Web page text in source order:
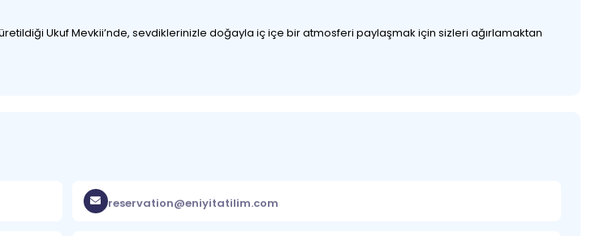
Ukuf Mevkii’nde, sevdiklerinizle doğayla iç içe bir atmosferi paylaşmak için sizleri ağırlamaktan
reservation@eniyitatilim.com